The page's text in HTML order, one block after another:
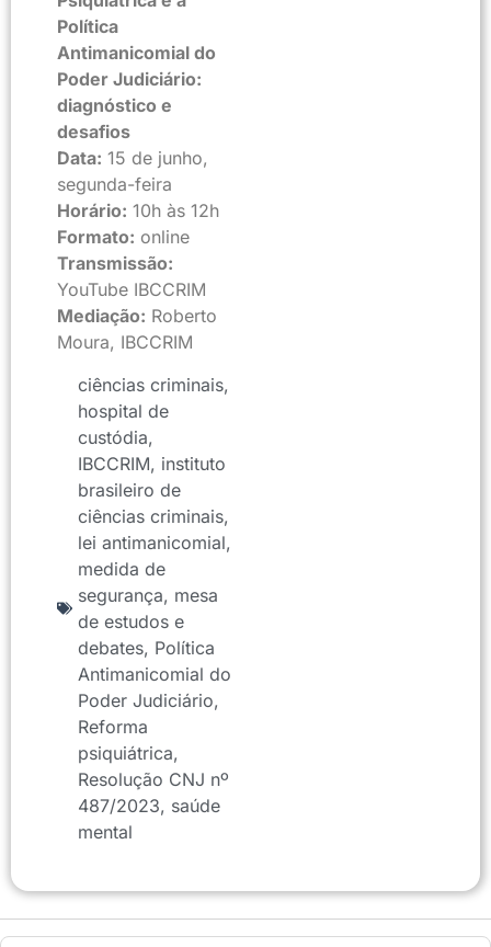
Política
Antimanicomial do
Poder Judiciário:
diagnóstico e
desafios
Data: 15 de junho,
segunda-feira
Horário: 10h às 12h
Formato: online
Transmissão:
YouTube IBCCRIM
Mediação: Roberto
Moura, IBCCRIM
ciências criminais,
hospital de
custódia,
IBCCRIM, instituto
brasileiro de
ciências criminais,
lei antimanicomial,
medida de
segurança, mesa
de estudos e
debates, Política
Antimanicomial do
Poder Judiciário,
Reforma
psiquiátrica,
Resolução CNJ nº
487/2023, saúde
mental